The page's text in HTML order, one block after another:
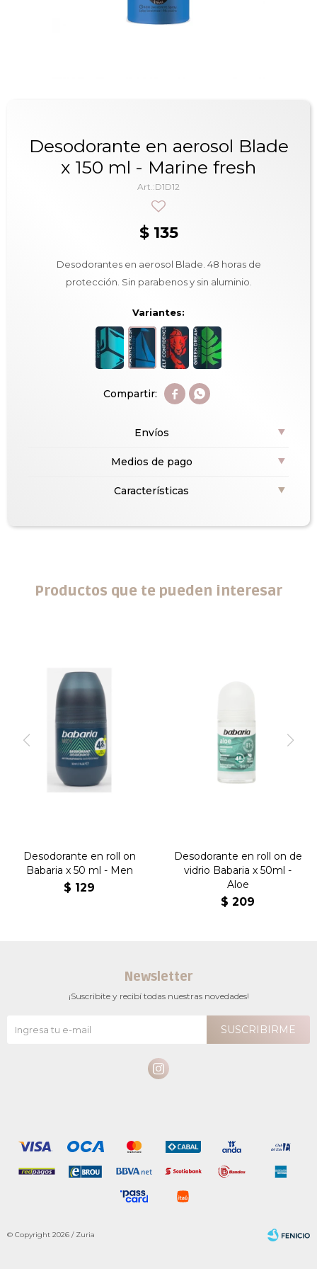
Desodorante en aerosol Blade
x 150 ml - Marine fresh
D1D12
$ 135
Desodorantes en aerosol Blade. 48 horas de
protección. Sin parabenos y sin aluminio.
Variantes:
 
Envíos
Medios de pago
Características
Productos que te pueden interesar
Desodorante en roll on
Babaria x 50 ml - Men
$ 129
Desodorante en roll on de
vidrio Babaria x 50ml -
Aloe
$ 209
Newsletter
¡Suscribite y recibí todas nuestras novedades!
SUSCRIBIRME

© Copyright 2026 / Zuria